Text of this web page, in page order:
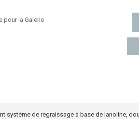
pour la Galerie
système de regraissage à base de lanoline,